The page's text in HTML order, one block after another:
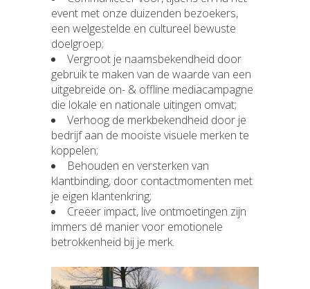
Aanvraag voor deelname
Partners
Marketing Partnership
Organisatie
Organisatie
Wie is wie
Vacatures
Algemene Voorwaarden
Privacybeleid
Andere beurzen
Contact
event met onze duizenden bezoekers,
een welgestelde en cultureel bewuste
doelgroep;
Vergroot je naamsbekendheid door
gebruik te maken van de waarde van een
uitgebreide on- & offline mediacampagne
die lokale en nationale uitingen omvat;
Verhoog de merkbekendheid door je
bedrijf aan de mooiste visuele merken te
koppelen;
Behouden en versterken van
klantbinding, door contactmomenten met
je eigen klantenkring;
Creëer impact, live ontmoetingen zijn
immers dé manier voor emotionele
betrokkenheid bij je merk.